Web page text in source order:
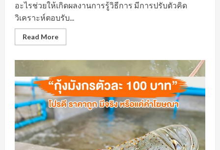
อะไรช่วยให้เกิดผลงานการรู้วิธีการ มีการปรับตัวคิด
วิเคราะห์ตอบรับ...
Read MoreRead
more
งาน
หา
งาน
อยุธยา
เตรียม
พร้อม
สำหรับ
การ
ทำงาน
รูป